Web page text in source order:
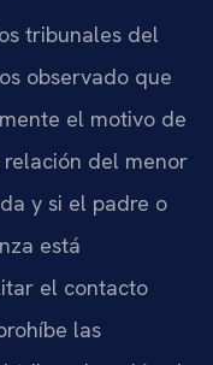
tribunales del
observado que
el motivo de
del menor
y si el padre o
está
el contacto
las